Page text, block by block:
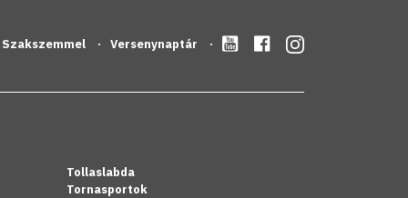
Szakszemmel Versenynaptár
Tollaslabda
Tornasportok